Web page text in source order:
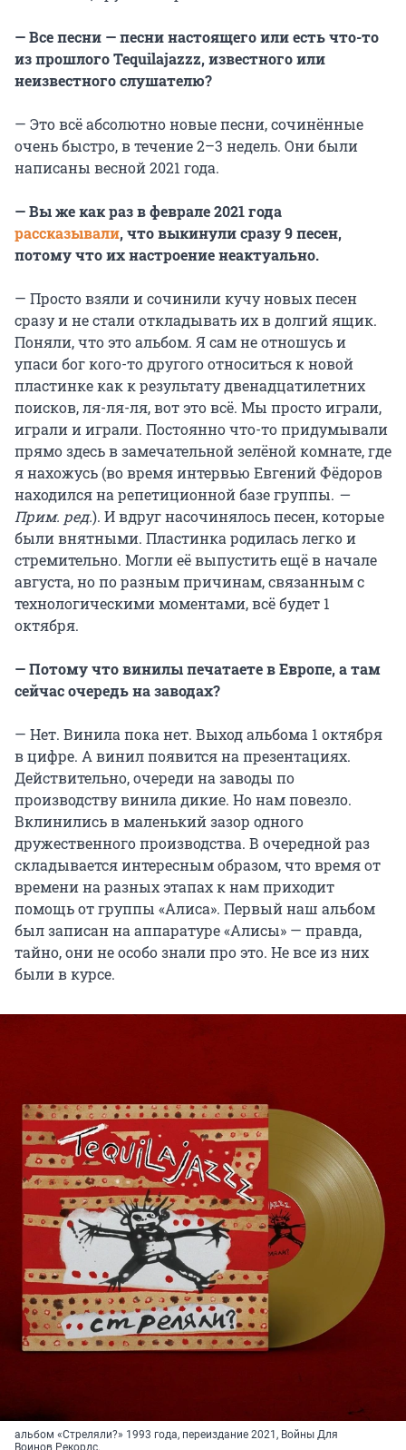
— Все песни — песни настоящего или есть что-то
из прошлогоTequilajazzz, известного или
неизвестного слушателю?
— Это всё абсолютно новые песни, сочинённые
очень быстро, в течение 2–3 недель. Они были
написаны весной 2021 года.
— Вы же как раз в феврале 2021 года
рассказывали, что выкинули сразу 9 песен,
потому что их настроение неактуально.
— Просто взяли и сочинили кучу новых песен
сразу и не стали откладывать их в долгий ящик.
Поняли, что это альбом. Я сам не отношусь и
упаси бог кого-то другого относиться к новой
пластинке как к результату двенадцатилетних
поисков, ля-ля-ля, вот это всё. Мы просто играли,
играли и играли. Постоянно что-то придумывали
прямо здесь в замечательной зелёной комнате, где
я нахожусь (во время интервью Евгений Фёдоров
находился на репетиционной базе группы. —
Прим. ред.). И вдруг насочинялось песен, которые
были внятными. Пластинка родилась легко и
стремительно. Могли её выпустить ещё в начале
августа, но по разным причинам, связанным с
технологическими моментами, всё будет 1
октября.
— Потому что винилы печатаете в Европе, а там
сейчас очередь на заводах?
— Нет. Винила пока нет. Выход альбома 1 октября
в цифре. А винил появится на презентациях.
Действительно, очереди на заводы по
производству винила дикие. Но нам повезло.
Вклинились в маленький зазор одного
дружественного производства. В очередной раз
складывается интересным образом, что время от
времени на разных этапах к нам приходит
помощь от группы «Алиса». Первый наш альбом
был записан на аппаратуре «Алисы» — правда,
тайно, они не особо знали про это. Не все из них
были в курсе.
альбом «Стреляли?» 1993 года, переиздание 2021, Войны Для